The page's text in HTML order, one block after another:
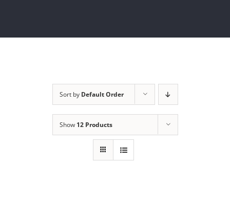
Sort by Default Order
Show 12 Products